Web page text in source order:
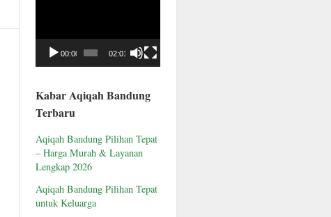
00:00 02:01
Kabar Aqiqah Bandung
Terbaru
Aqiqah Bandung Pilihan Tepat
– Harga Murah & Layanan
Lengkap 2026
Aqiqah Bandung Pilihan Tepat
untuk Keluarga